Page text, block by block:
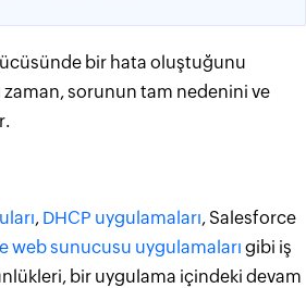
bir hata oluştuğunu
zaman, sorunun tam nedenini ve
, DHCP uygulamaları, Salesforce
web sunucusu uygulamaları gibi iş
bir uygulama içindeki devam